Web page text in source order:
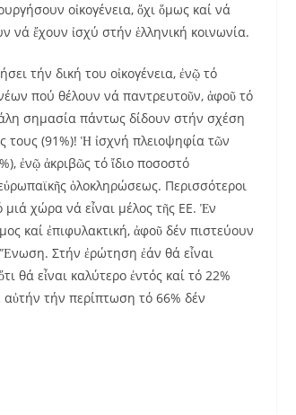
οἰκογένεια, ὄχι ὅμως καί νά
νά ἔχουν ἰσχύ στήν ἑλληνική κοινωνία.
τήν δική του οἰκογένεια, ἐνῷ τό
πού θέλουν νά παντρευτοῦν, ἀφοῦ τό
σημασία πάντως δίδουν στήν σχέση
τους (91%)! Ἡ ἰσχνή πλειοψηφία τῶν
ἐνῷ ἀκριβῶς τό ἴδιο ποσοστό
ὁλοκληρώσεως. Περισσότεροι
μιά χώρα νά εἶναι μέλος τῆς ΕΕ. Ἐν
καί ἐπιφυλακτική, ἀφοῦ δέν πιστεύουν
Στήν ἐρώτηση ἐάν θά εἶναι
θά εἶναι καλύτερο ἐντός καί τό 22%
τήν περίπτωση τό 66% δέν